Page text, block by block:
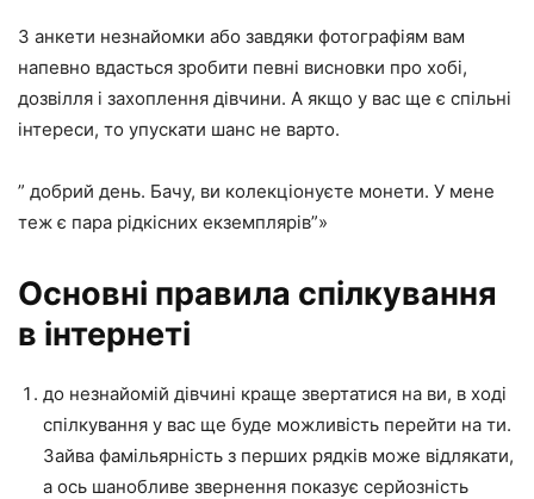
З анкети незнайомки або завдяки фотографіям вам
напевно вдасться зробити певні висновки про хобі,
дозвілля і захоплення дівчини. А якщо у вас ще є спільні
інтереси, то упускати шанс не варто.
” добрий день. Бачу, ви колекціонуєте монети. У мене
теж є пара рідкісних екземплярів”»
Основні правила спілкування
в інтернеті
до незнайомій дівчині краще звертатися на ви, в ході
спілкування у вас ще буде можливість перейти на ти.
Зайва фамільярність з перших рядків може відлякати,
а ось шанобливе звернення показує серйозність